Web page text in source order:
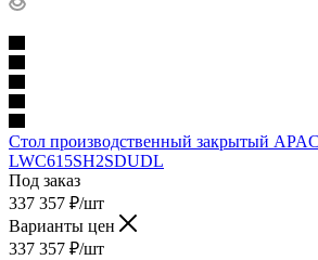
Стол производственный закрытый
LWC615SH2SDUDL
Под заказ
337 357 ₽/шт
Варианты цен
337 357 ₽/шт